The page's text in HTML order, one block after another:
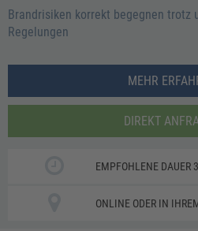
Brandrisiken korrekt begegnen trotz
Regelungen
MEHR
DIREKT
EMPFOHLENE DAUER
ONLINE ODER IN